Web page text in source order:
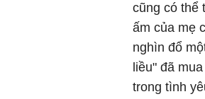
cũng có thể
ấm của mẹ
nghìn đổ
liều" đã
trong tình